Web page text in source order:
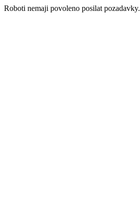
Roboti nemaji povoleno posilat pozadavky.